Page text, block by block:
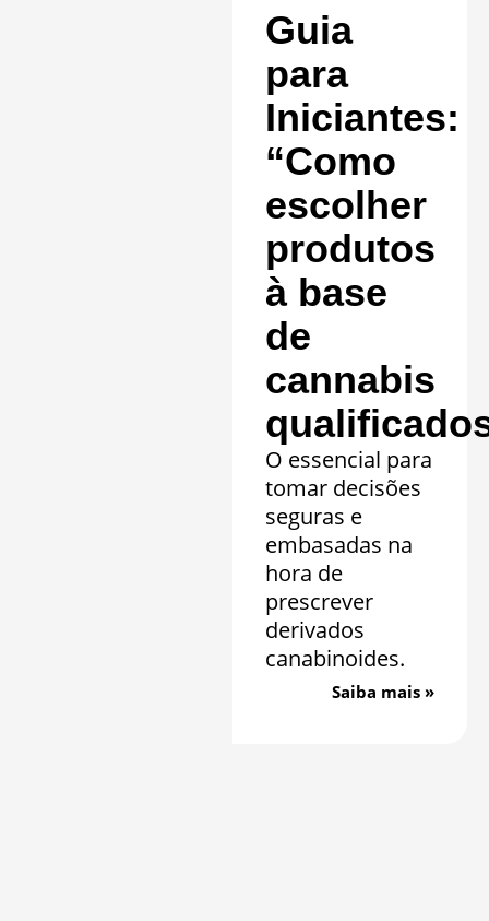
comprovada em
20 quadros
clínicos.
Saiba mais »
Guia
para
Iniciantes:
“Como
escolher
produtos
à base
de
cannabis
O essencial para
tomar decisões
seguras e
embasadas na
hora de
prescrever
derivados
canabinoides.
Saiba mais »